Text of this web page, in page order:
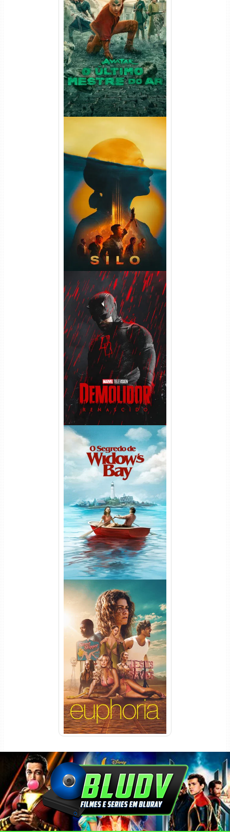
Avatar: O Último Mestre do
Ar 2ª Temporada Torrent
(2026) WEB-DL 1080p Dual
Áudio
Silo 2ª Temporada (2024)
WEB-DL 1080p Dual Áudio
Demolidor: Renascido 2ª
Temporada (2026) WEB-DL
1080p Dual Áudio
O Segredo de Widow’s Bay
1ª Temporada Torrent (2026)
WEB-DL 1080p Dual Áudio
Euphoria 3ª Temporada
Torrent (2026) WEB-DL 1080p
Dual Áudio